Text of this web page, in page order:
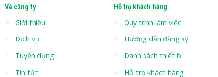
Về công ty
Giới thiệu
Dịch vụ
Tuyển dụng
Tin tức
Hỗ trợ khách hàng
Quy trình làm việc
Hướng dẫn đăng ký
Danh sách thiết bị
Hỗ trợ khách hàng